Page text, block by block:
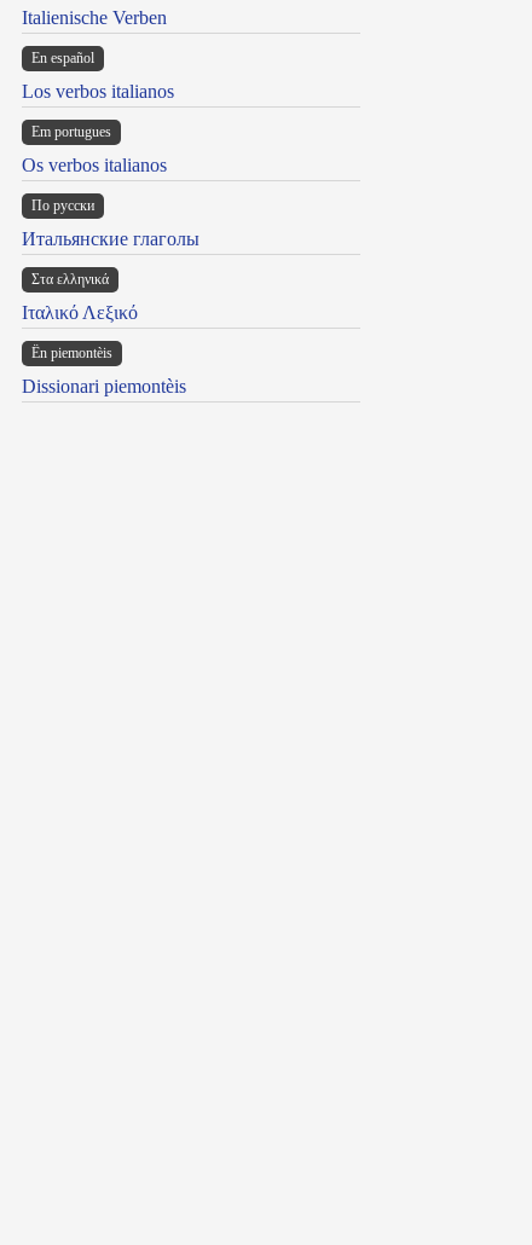
Italienische Verben
En español
Los verbos italianos
Em portugues
Os verbos italianos
По русски
Итальянские глаголы
Στα ελληνικά
Ιταλικό Λεξικό
Ën piemontèis
Dissionari piemontèis